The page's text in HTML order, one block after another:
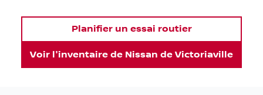
Planifier un essai routier
Voir l'inventaire de Nissan de Victoriaville